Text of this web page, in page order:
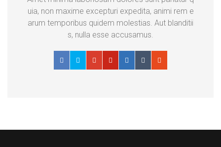
uia, non maxime excepturi expedita, animi rem e
arum temporibus quidem molestias. Aut blanditii
s, nulla esse accusamus.